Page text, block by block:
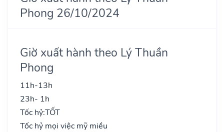
Phong 26/10/2024
Giờ xuất hành theo Lý Thuần
Phong
11h-13h
23h- 1h
Tốc hỷ:TỐT
Tốc hỷ mọi việc mỹ miều